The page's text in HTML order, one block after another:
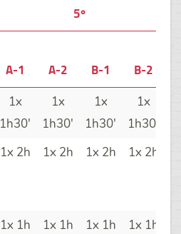
5º
A-1 A-2 B-1 B-2
1x
1h30'
1x
1h30'
1x
1h30'
1x
1h30'
1x 2h 1x 2h 1x 2h 1x 2h
1x 1h 1x 1h 1x 1h 1x 1h